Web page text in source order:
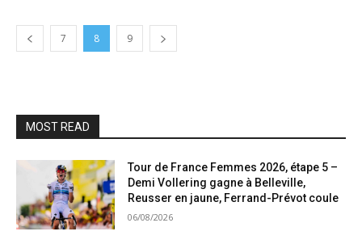
7 8 9
MOST READ
Tour de France Femmes 2026, étape 5 –
Demi Vollering gagne à Belleville,
Reusser en jaune, Ferrand-Prévot coule
06/08/2026